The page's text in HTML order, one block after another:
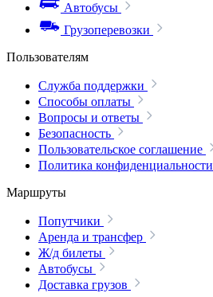
Автобусы
Грузоперевозки
Пользователям
Служба поддержки
Способы оплаты
Вопросы и ответы
Безопасность
Пользовательское соглашение
Политика конфиденциальности
Маршруты
Попутчики
Аренда и трансфер
Ж/д билеты
Автобусы
Доставка грузов